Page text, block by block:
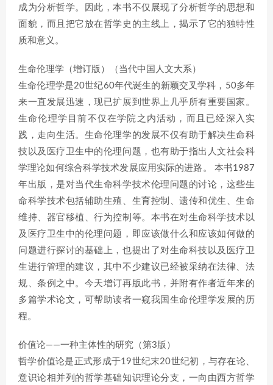
成为分析哲学。因此，本书不仅展现了分析哲学的思想和
面貌，而且把它放在哲学史的主线上，揭示了它的独特性
质和意义。
生命伦理学（增订版）（当代中国人文大系）
生命伦理学是20世纪60年代诞生的新颖交叉学科，50多年
来一直发展迅速，现已扩展到世界上几乎所有重要国家。
生命伦理学目前不仅在学院之内活动，而且已经深入实
践，走向生活。生命伦理学的发展不仅有助于解决生命科
技以及医疗卫生中的伦理问题，也有助于指出人文社会科
学理论如何综合科学技术发展应用实际的进路。 本书1987
年出版，是对当代生命科学技术伦理问题的讨论，这些生
命科学技术包括辅助生殖、生育控制、遗传和优生、生命
维持、器官移植、行为控制等。本书在对生命科学技术以
及医疗卫生中的伦理问题，即应该做什么和应该如何做的
问题进行探讨的基础上，也提出了对生命科技以及医疗卫
生进行管理的建议，其中不少建议已经被采纳在法律、法
规、条例之中。今天增订再版此书，并附有作者近年来的
多篇学术论文，可帮助读者一窥我国生命伦理学发展的历
程。
价值论——一种主体性的研究（第3版）
哲学价值论是正式形成于19世纪末20世纪初，与存在论、
意识论相并列的哲学基础知识理论分支，一向由西方哲学